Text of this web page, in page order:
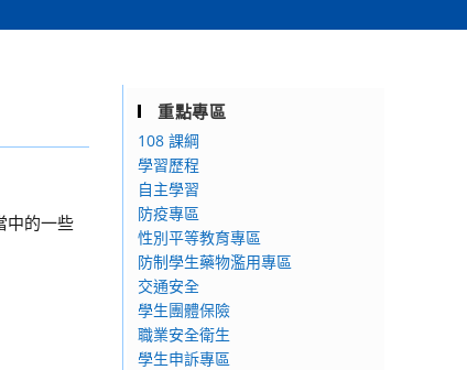
中的一些
重點專區
108 課綱
學習歷程
自主學習
防疫專區
性別平等教育專區
防制學生藥物濫用專區
交通安全
學生團體保險
職業安全衛生
學生申訴專區